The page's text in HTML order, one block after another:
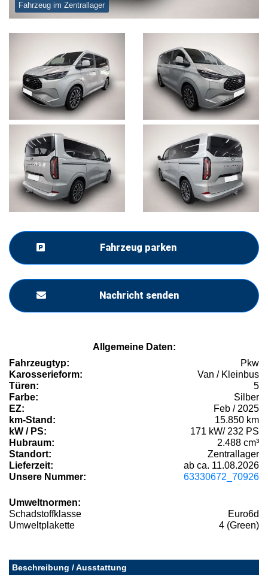
Fahrzeug im Zentrallager
Fahrzeug parken
Nachricht senden
Allgemeine Daten:
Fahrzeugtyp:
Pkw
Karosserieform:
Van / Kleinbus
Türen:
5
Farbe:
Silber
EZ:
Feb / 2025
km-Stand:
15.850 km
kW / PS:
171 kW/ 232 PS
Hubraum:
2.488 cm³
Standort:
Zentrallager
Lieferzeit:
ab ca. 11.08.2026
Unsere Nummer:
63330672_70926
Umweltnormen:
Schadstoffklasse
Euro6d
Umweltplakette
4 (Green)
Beschreibung / Ausstattung